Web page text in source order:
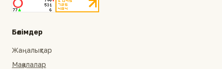
Бөлімдер
Жаңалықтар
Мақалалар